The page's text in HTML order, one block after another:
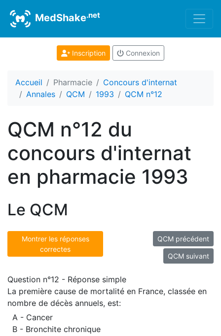
MedShake.net
Inscription Connexion
Accueil Pharmacie
Concours d'internat
Annales
QCM 1993 QCM n°12
QCM n°12 du
concours d'internat
en pharmacie 1993
Le QCM
Montrer les réponses
correctes
QCM précédent
QCM suivant
Question n°12 - Réponse simple
La première cause de mortalité en France, classée en
nombre de décès annuels, est:
A - Cancer
B - Bronchite chronique